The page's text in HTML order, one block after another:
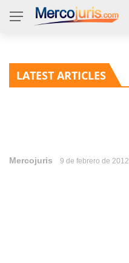
LATEST ARTICLES
Mercojuris 9 de febrero de 2012